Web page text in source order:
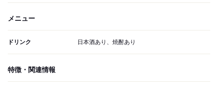
メニュー
ドリンク 日本酒あり、焼酎あり
特徴・関連情報